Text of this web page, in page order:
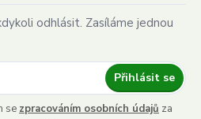
odhlásit. Zasíláme jednou
Přihlásit se
se zpracováním osobních údajů za